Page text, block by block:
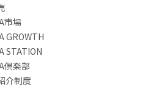
市場
GROWTH
STATION
倶楽部
介制度